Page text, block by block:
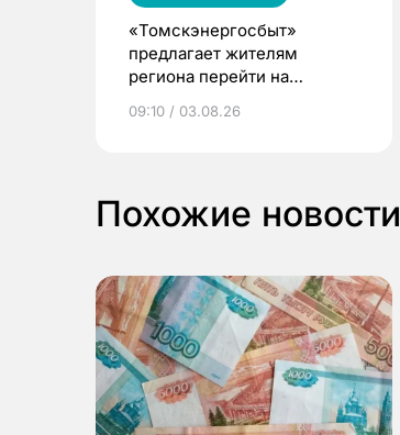
«Томскэнергосбыт»
предлагает жителям
региона перейти на
выиграть призы
09:10 / 03.08.26
Похожие новости